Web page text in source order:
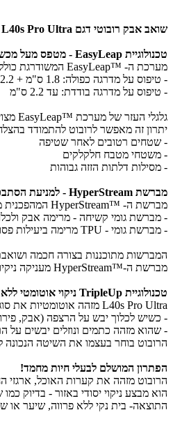
שואב אבק רובוטי דגם L40s Pro Ultra מבית Dreame
טכנולוגיית EasyLeap - מטפס מעל מכשולים
מערכת ה- ™EasyLeap המשודרגת כוללת 4 גלגלים חכמים העוזרים לרובוט לטפס על מדרגות ומסילות בגובה עד 4 ס"מ.
- טיפוס על מדרגה כפולה: 1.8 ס"מ + 2.2 ס"מ (סה"כ 4 ס"מ)
- טיפוס על מדרגה בודדת: עד 2.2 ס"מ
גלגלי העזר של מערכת ™EasyLeap מצוידים במבנה "טופר" ייחודי המספק אחיזה מעולה גם כאשר המשטח רטוב או חלקלק.
יתרון זה מאפשר לרובוט להתמודד
- שטחים רטובים לאחר שטיפה
- משטחי מטבח חלקלקים
- מסילות דלתות הזזה גבוהות
מברשת HyperStream - למניעת הסתבכות של פרווה ושיער
מברשת ה- ™HyperStream המהפכנית משלבת שני סוגי מברשות:
- מברשת גומי קשיחה - מרימה אבק
- מברשת גומי - TPU מרימה ביעילות פסולת וחלקיקים ממשטחים מרופדים וסוגי שטיחים שונים
המברשות מתוכננות בצורה חכמה ושואבת ביעילות
מברשת ה-™HyperStream מעניקה ניקיון יסודי ואידיאלית במיוחד לבתים עם חיות מחמד ,בהם בעיית הסתבכות השיער במברשות שואבים היא אחת הבעיות המרכזיות בתחזוקה השוטפת.
טכנולוגיית TripleUp ניקוי אוטומטי ללא התערבות ידנית
L40s Pro Ultra מזהה אוטומטיות את סוג הלכלוך ומחליט באופן אוטומטי האם לשאוב או לשטוף:
- כשיש לכלוך יבש על הרצפה (אבק,
- שהוא מזהה כתמים ונוזלים יבשים על
הרובוט בוחר בעצמו את השיטה הנכונה
הפתרון המושלם לבעלי חיות מחמד!
הרובוט מזהה את קערות האוכל, ארגזי
הוא מבצע ניקוי יסודי באזור - בדיוק
התוצאה- בית נקי ללא פרווה, שיער או